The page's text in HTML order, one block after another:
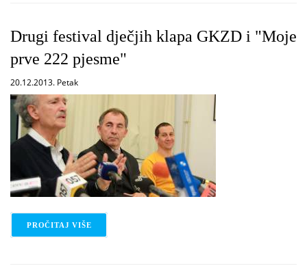
Drugi festival dječjih klapa GKZD i "Moje
prve 222 pjesme"
20.12.2013. Petak
PROČITAJ VIŠE